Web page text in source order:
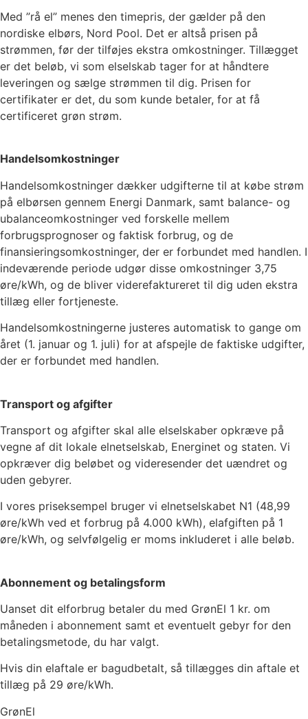
Med ”rå el” menes den timepris, der gælder på den
nordiske elbørs, Nord Pool. Det er altså prisen på
strømmen, før der tilføjes ekstra omkostninger. Tillægget
er det beløb, vi som elselskab tager for at håndtere
leveringen og sælge strømmen til dig. Prisen for
certifikater er det, du som kunde betaler, for at få
certificeret grøn strøm.
Handelsomkostninger
Handelsomkostninger dækker udgifterne til at købe strøm
på elbørsen gennem Energi Danmark, samt balance- og
ubalanceomkostninger ved forskelle mellem
forbrugsprognoser og faktisk forbrug, og de
finansieringsomkostninger, der er forbundet med handlen. I
indeværende periode udgør disse omkostninger 3,75
øre/kWh, og de bliver viderefaktureret til dig uden ekstra
tillæg eller fortjeneste.
Handelsomkostningerne justeres automatisk to gange om
året (1. januar og 1. juli) for at afspejle de faktiske udgifter,
der er forbundet med handlen.
Transport og afgifter
Transport og afgifter skal alle elselskaber opkræve på
vegne af dit lokale elnetselskab, Energinet og staten. Vi
opkræver dig beløbet og videresender det uændret og
uden gebyrer.
I vores priseksempel bruger vi elnetselskabet N1 (48,99
øre/kWh ved et forbrug på 4.000 kWh), elafgiften på 1
øre/kWh, og selvfølgelig er moms inkluderet i alle beløb.
Abonnement og betalingsform
Uanset dit elforbrug betaler du med GrønEl 1 kr. om
måneden i abonnement samt et eventuelt gebyr for den
betalingsmetode, du har valgt.
Hvis din elaftale er bagudbetalt, så tillægges din aftale et
tillæg på 29 øre/kWh.
GrønEl